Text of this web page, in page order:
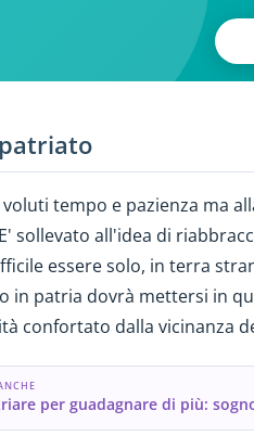
voluti tempo e pazienza ma
sollevato all'idea di
essere solo, in terra
in patria dovrà mettersi in
confortato dalla vicinanza
per guadagnare di più: